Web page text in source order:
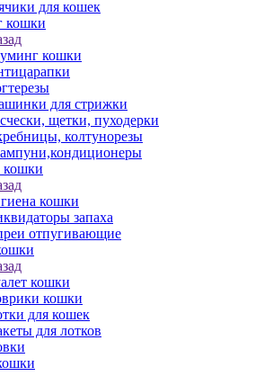
для кошек
кошки
кошки
для стрижки
щетки, пуходерки
колтунорезы
кошки
кошки
запаха
отпугивающие
кошки
кошки
для кошек
для лотков